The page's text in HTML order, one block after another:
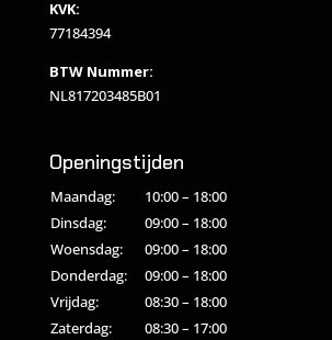
KVK:
77184394
BTW Nummer:
NL817203485B01
Openingstijden
Maandag:
10:00 – 18:00
Dinsdag:
09:00 – 18:00
Woensdag:
09:00 – 18:00
Donderdag:
09:00 – 18:00
Vrijdag:
08:30 – 18:00
Zaterdag:
08:30 – 17:00